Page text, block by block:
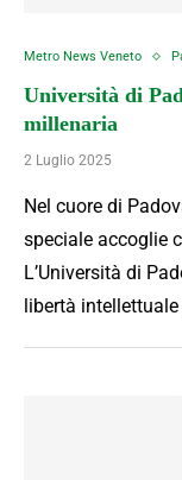
Metro News Veneto
Università di
millenaria
2 Luglio 2025
Nel cuore di
speciale accoglie
L’Università di
libertà